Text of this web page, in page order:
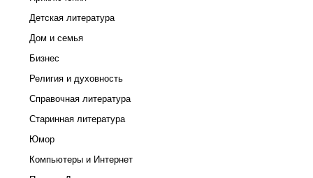
Детская литература
Дом и семья
Бизнес
Религия и духовность
Справочная литература
Старинная литература
Юмор
Компьютеры и Интернет